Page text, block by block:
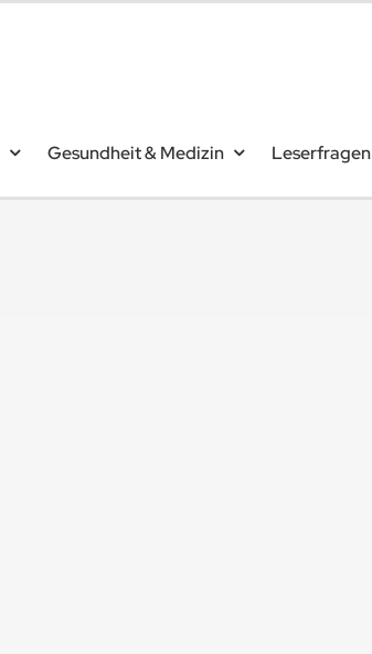
Gesundheit & Medizin Leserfragen